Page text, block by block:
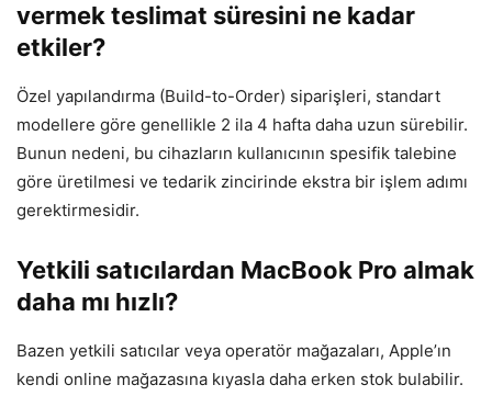
vermek teslimat süresini ne kadar
etkiler?
Özel yapılandırma (Build-to-Order) siparişleri, standart
modellere göre genellikle 2 ila 4 hafta daha uzun sürebilir.
Bunun nedeni, bu cihazların kullanıcının spesifik talebine
göre üretilmesi ve tedarik zincirinde ekstra bir işlem adımı
gerektirmesidir.
Yetkili satıcılardan MacBook Pro almak
daha mı hızlı?
Bazen yetkili satıcılar veya operatör mağazaları, Apple’ın
kendi online mağazasına kıyasla daha erken stok bulabilir.